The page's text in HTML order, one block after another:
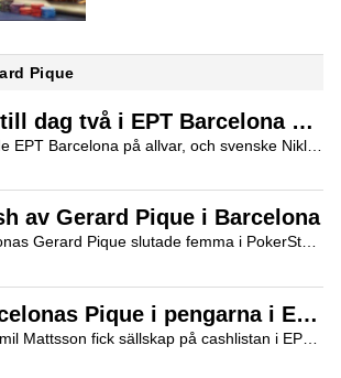
Pique
Åstedt till dag två i EPT Barcelona €10 000 NLH Re-Entry
av Gerard Pique i Barcelona
FC Barcelonas Gerard Pique slutade femma i PokerStars €25 000 NLH Single Day High Roller på femma plan, och fick €130 000 i prispengar. Dessutom finns två svenskar kvar i Main Event.
FC Barcelonas Pique i pengarna i EPT highroller